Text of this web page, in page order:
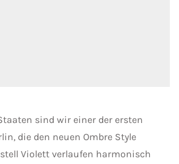
sind wir einer der ersten
die den neuen Ombre Style
Violett verlaufen harmonisch